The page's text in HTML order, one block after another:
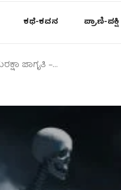
ಕಥೆ-ಕವನ ಪ್ರಾಣಿ-ಪಕ್ಷಿ
ಜಾಗೃತಿ –…